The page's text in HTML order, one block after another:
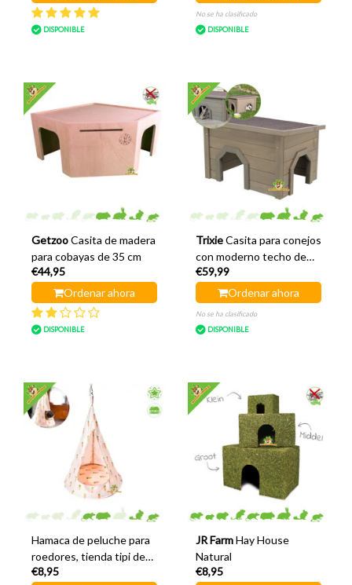
DISPONIBLE
No se ha clasificado
DISPONIBLE
Getzoo Casita de madera
para cobayas de 35 cm
€44,95
Ordenar ahora
DISPONIBLE
Trixie Casita para conejos
con moderno techo de
asfalto gris verdoso de
50 cm
€59,99
Ordenar ahora
No se ha clasificado
DISPONIBLE
Hamaca de peluche para
roedores, tienda tipi de
42 cm
€8,95
JR Farm Hay House
Natural
€8,95